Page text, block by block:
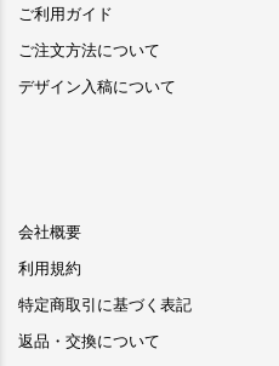
ご利用ガイド
ご注文方法について
デザイン入稿について
会社概要
利用規約
特定商取引に基づく表記
返品・交換について